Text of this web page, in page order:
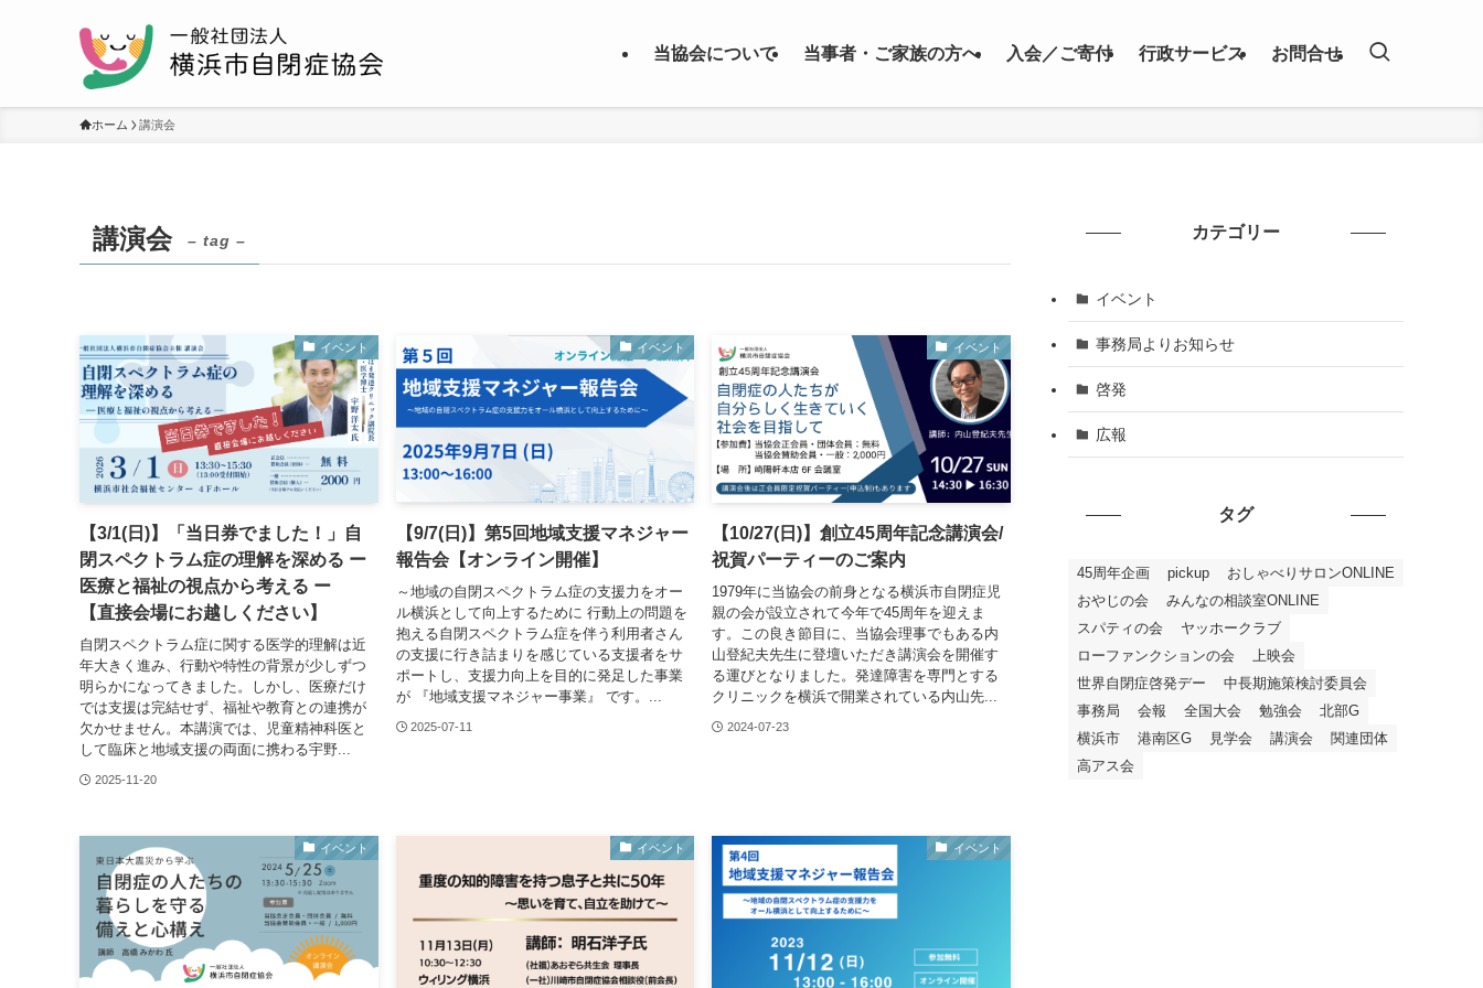
当協会について 当事者・ご家族の方へ 入会／ご寄付 行政サービス お問合せ
ホーム 講演会
講演会 – tag –
イベント
【3/1(日)】「当日券でました！」自
閉スペクトラム症の理解を深める ー
医療と福祉の視点から考える ー
【直接会場にお越しください】
自閉スペクトラム症に関する医学的理解は近
年大きく進み、行動や特性の背景が少しずつ
明らかになってきました。しかし、医療だけ
では支援は完結せず、福祉や教育との連携が
欠かせません。本講演では、児童精神科医と
して臨床と地域支援の両面に携わる宇野...
2025-11-20
イベント
【9/7(日)】第5回地域支援マネジャー
報告会【オンライン開催】
～地域の自閉スペクトラム症の支援力をオー
ル横浜として向上するために 行動上の問題を
抱える自閉スペクトラム症を伴う利用者さん
の支援に行き詰まりを感じている支援者をサ
ポートし、支援力向上を目的に発足した事業
が 『地域支援マネジャー事業』 です。...
2025-07-11
イベント
【10/27(日)】創立45周年記念講演会/
祝賀パーティーのご案内
1979年に当協会の前身となる横浜市自閉症児
親の会が設立されて今年で45周年を迎えま
す。この良き節目に、当協会理事でもある内
山登紀夫先生に登壇いただき講演会を開催す
る運びとなりました。発達障害を専門とする
クリニックを横浜で開業されている内山先...
2024-07-23
イベント イベント イベント
カテゴリー
イベント
事務局よりお知らせ
啓発
広報
タグ
45周年企画 pickup
おしゃべりサロンONLINE
おやじの会
みんなの相談室ONLINE
スパティの会
ヤッホークラブ
ローファンクションの会
上映会
世界自閉症啓発デー
中長期施策検討委員会
事務局
会報 全国大会 勉強会
北部G
横浜市
港南区G 見学会 講演会
関連団体
高アス会